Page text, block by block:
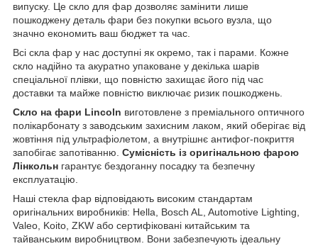
випуску. Це скло для фар дозволяє замінити лише
пошкоджену деталь фари без покупки всього вузла, що
значно економить ваш бюджет та час.
Всі скла фар у нас доступні як окремо, так і парами. Кожне
скло надійно та акуратно упаковане у декілька шарів
спеціальної плівки, що повністю захищає його під час
доставки та майже повністю виключає ризик пошкоджень.
Скло на фари Lincoln виготовлене з преміального оптичного
полікарбонату з заводським захисним лаком, який оберігає від
жовтіння під ультрафіолетом, а внутрішнє антифог-покриття
запобігає запотіванню. Сумісність із оригінальною фарою
Лінкольн гарантує бездоганну посадку та безпечну
експлуатацію.
Наші стекла фар відповідають високим стандартам
оригінальних виробників: Hella, Bosch AL, Automotive Lighting,
Valeo, Koito, ZKW або сертифіковані китайським та
тайванським виробництвом. Вони забезпечують ідеальну